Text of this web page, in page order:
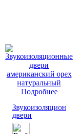
Подробнее
Звукоизоляционные
двери